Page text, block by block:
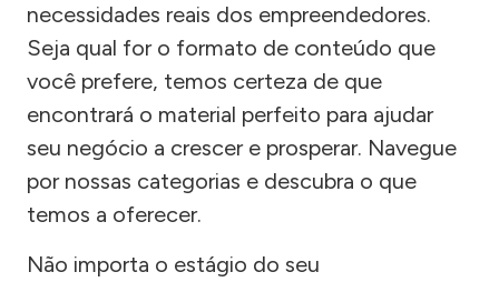
necessidades reais dos empreendedores.
Seja qual for o formato de conteúdo que
você prefere, temos certeza de que
encontrará o material perfeito para ajudar
seu negócio a crescer e prosperar. Navegue
por nossas categorias e descubra o que
temos a oferecer.
Não importa o estágio do seu